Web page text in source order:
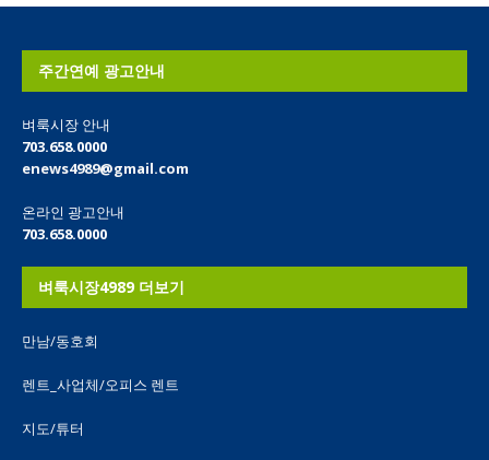
주간연예 광고안내
벼룩시장 안내
703.658.0000
enews4989@gmail.com
온라인 광고안내
703.658.0000
벼룩시장4989 더보기
만남/동호회
렌트_사업체/오피스 렌트
지도/튜터